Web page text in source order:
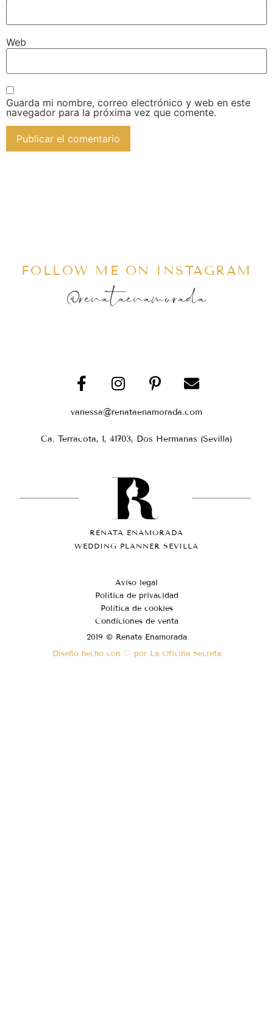
Web
Guarda mi nombre, correo electrónico y web en este
navegador para la próxima vez que comente.
FOLLOW ME ON INSTAGRAM
@renataenamorada
vanessa@renataenamorada.com
Ca. Terracota, 1, 41703, Dos Hermanas (Sevilla)
RENATA ENAMORADA
WEDDING PLANNER SEVILLA
Aviso legal
Política de privacidad
Política de cookies
Condiciones de venta
2019 © Renata Enamorada
Diseño hecho con ♡ por La Oficina Secreta